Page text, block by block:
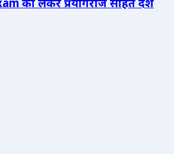
को लेकर प्रयागराज सहित देश